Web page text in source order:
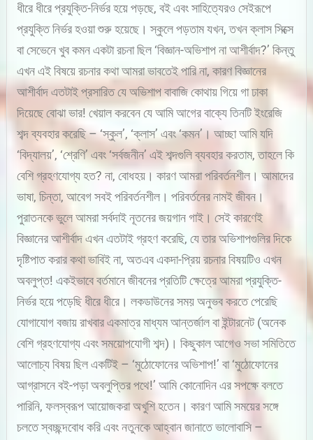
ধীরে ধীরে প্রযুক্তি-নির্ভর হয়ে পড়ছে, বই এবং সাহিত্যেরও সেইরূপে
প্রযুক্তি নির্ভর হওয়া শুরু হয়েছে। স্কুলে পড়তাম যখন, তখন ক্লাস সিক্সে
বা সেভেনে খুব কমন একটা রচনা ছিল ‘বিজ্ঞান-অভিশাপ না আশীর্বাদ?’ কিন্তু
এখন এই বিষয়ে রচনার কথা আমরা ভাবতেই পারি না, কারণ বিজ্ঞানের
আশীর্বাদ এতটাই প্রসারিত যে অভিশাপ বাবাজি কোথায় গিয়ে গা ঢাকা
দিয়েছে বোঝা ভার! খেয়াল করবেন যে আমি আগের বাক্যে তিনটি ইংরেজি
শব্দ ব্যবহার করেছি – ‘স্কুল’, ‘ক্লাস’ এবং ‘কমন’। আচ্ছা আমি যদি
‘বিদ্যালয়’, ‘শ্রেণি’ এবং ‘সর্বজনীন’ এই শব্দগুলি ব্যবহার করতাম, তাহলে কি
বেশি গ্রহণযোগ্য হত? না, বোধহয়। কারণ আমরা পরিবর্তনশীল। আমাদের
ভাষা, চিন্তা, আবেগ সবই পরিবর্তনশীল। পরিবর্তনের নামই জীবন।
পুরাতনকে ভুলে আমরা সর্বদাই নূতনের জয়গান গাই। সেই কারণেই
বিজ্ঞানের আশীর্বাদ এখন এতটাই গ্রহণ করেছি, যে তার অভিশাপগুলির দিকে
দৃষ্টিপাত করার কথা ভাবিই না, অতএব একদা-প্রিয় রচনার বিষয়টিও এখন
অবলুপ্ত! একইভাবে বর্তমানে জীবনের প্রতিটি ক্ষেত্রে আমরা প্রযুক্তি-
নির্ভর হয়ে পড়েছি ধীরে ধীরে। লকডাউনের সময় অনুভব করতে পেরেছি
যোগাযোগ বজায় রাখবার একমাত্র মাধ্যম আন্তর্জাল বা ইন্টারনেট (অনেক
বেশি গ্রহণযোগ্য এবং সময়োপযোগী শব্দ)। কিছুকাল আগেও সভা সমিতিতে
আলোচ্য বিষয় ছিল একটিই – ‘মুঠোফোনের অভিশাপ!’ বা ‘মুঠোফোনের
আগ্রাসনে বই-পড়া অবলুপ্তির পথে!’ আমি কোনোদিন এর সপক্ষে বলতে
পারিনি, ফলস্বরূপ আয়োজকরা অখুশি হতেন। কারণ আমি সময়ের সঙ্গে
চলতে স্বচ্ছন্দবোধ করি এবং নতুনকে আহ্বান জানাতে ভালোবাসি –